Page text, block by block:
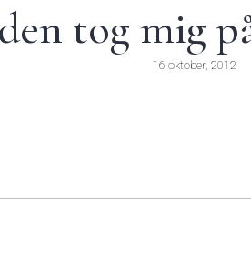
tog mig
16 oktober, 2012